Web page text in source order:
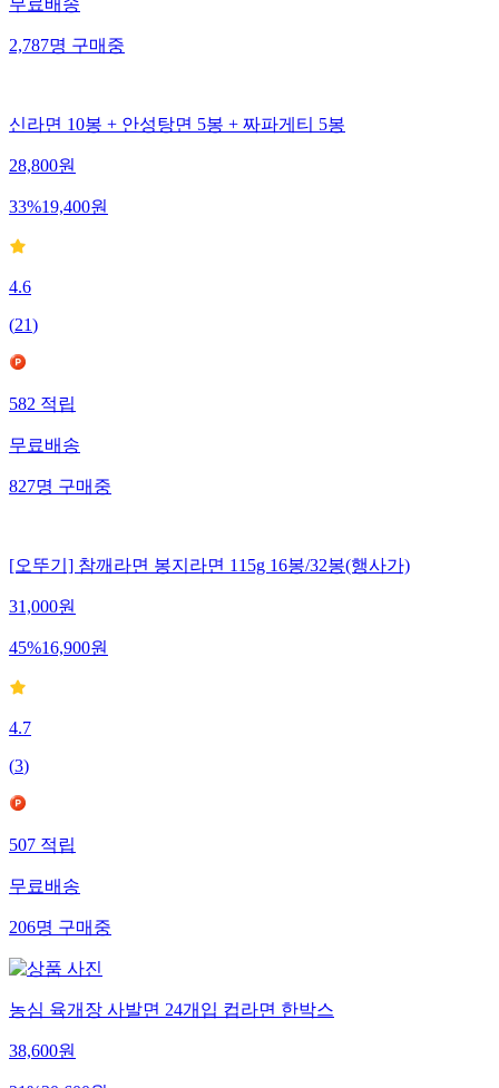
무료배송
2,787명구매중
신라면 10봉 + 안성탕면 5봉 + 짜파게티 5봉
28,800원
33%19,400원
4.6
(21)
582적립
무료배송
827명구매중
[오뚜기] 참깨라면 봉지라면 115g 16봉/32봉(행사가)
31,000원
45%16,900원
4.7
(3)
507적립
무료배송
206명구매중
농심 육개장 사발면 24개입 컵라면 한박스
38,600원